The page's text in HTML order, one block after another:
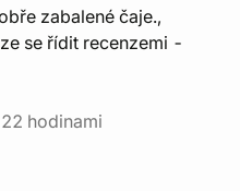
zabalené čaje.,
se řídit recenzemi -
hodinami